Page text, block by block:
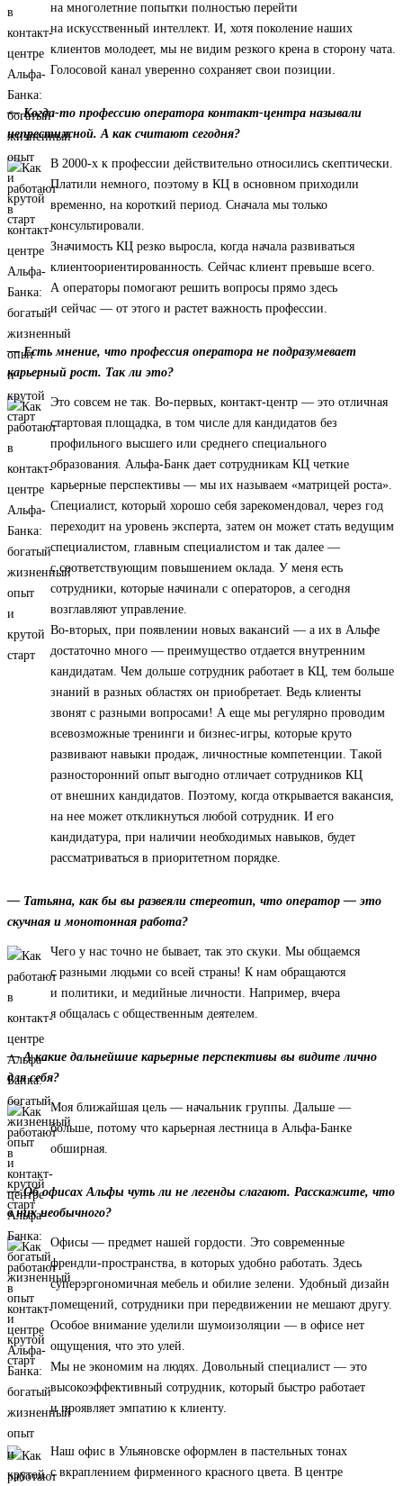
на многолетние попытки полностью перейти
на искусственный интеллект. И, хотя поколение наших
клиентов молодеет, мы не видим резкого крена в сторону чата.
Голосовой канал уверенно сохраняет свои позиции.
— Когда-то профессию оператора контакт-центра называли
непрестижной. А как считают сегодня?
В 2000-х к профессии действительно относились скептически.
Платили немного, поэтому в КЦ в основном приходили
временно, на короткий период. Сначала мы только
консультировали.
Значимость КЦ резко выросла, когда начала развиваться
клиентоориентированность. Сейчас клиент превыше всего.
А операторы помогают решить вопросы прямо здесь
и сейчас — от этого и растет важность профессии.
— Есть мнение, что профессия оператора не подразумевает
карьерный рост. Так ли это?
Это совсем не так. Во-первых, контакт-центр — это отличная
стартовая площадка, в том числе для кандидатов без
профильного высшего или среднего специального
образования. Альфа-Банк дает сотрудникам КЦ четкие
карьерные перспективы — мы их называем «матрицей роста».
Специалист, который хорошо себя зарекомендовал, через год
переходит на уровень эксперта, затем он может стать ведущим
специалистом, главным специалистом и так далее —
с соответствующим повышением оклада. У меня есть
сотрудники, которые начинали с операторов, а сегодня
возглавляют управление.
Во-вторых, при появлении новых вакансий — а их в Альфе
достаточно много — преимущество отдается внутренним
кандидатам. Чем дольше сотрудник работает в КЦ, тем больше
знаний в разных областях он приобретает. Ведь клиенты
звонят с разными вопросами! А еще мы регулярно проводим
всевозможные тренинги и бизнес-игры, которые круто
развивают навыки продаж, личностные компетенции. Такой
разносторонний опыт выгодно отличает сотрудников КЦ
от внешних кандидатов. Поэтому, когда открывается вакансия,
на нее может откликнуться любой сотрудник. И его
кандидатура, при наличии необходимых навыков, будет
рассматриваться в приоритетном порядке.
— Татьяна, как бы вы развеяли стереотип, что оператор — это
скучная и монотонная работа?
Чего у нас точно не бывает, так это скуки. Мы общаемся
с разными людьми со всей страны! К нам обращаются
и политики, и медийные личности. Например, вчера
я общалась с общественным деятелем.
— А какие дальнейшие карьерные перспективы вы видите лично
для себя?
Моя ближайшая цель — начальник группы. Дальше —
больше, потому что карьерная лестница в Альфа-Банке
обширная.
— Об офисах Альфы чуть ли не легенды слагают. Расскажите, что
в них необычного?
Офисы — предмет нашей гордости. Это современные
френдли-пространства, в которых удобно работать. Здесь
суперэргономичная мебель и обилие зелени. Удобный дизайн
помещений, сотрудники при передвижении не мешают другу.
Особое внимание уделили шумоизоляции — в офисе нет
ощущения, что это улей.
Мы не экономим на людях. Довольный специалист — это
высокоэффективный сотрудник, который быстро работает
и проявляет эмпатию к клиенту.
Наш офис в Ульяновске оформлен в пастельных тонах
с вкраплением фирменного красного цвета. В центре